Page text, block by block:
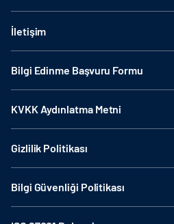
İletişim
Bilgi Edinme Başvuru Formu
KVKK Aydınlatma Metni
Gizlilik Politikası
Bilgi Güvenliği Politikası